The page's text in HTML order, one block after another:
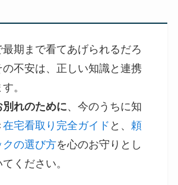
最期まで看てあげられるだろ
不安は、正しい知識と連携
。
れのために、今のうちに知
在宅看取り完全ガイド と、 頼
の選び方を心のお守りとし
ください。